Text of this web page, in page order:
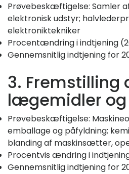
Prøvebeskæftigelse: Samler
elektronisk udstyr;
elektroniktekniker
Procentændring i indtjening
Gennemsnitlig indtjening for
3. Fremstilling
lægemidler
Prøvebeskæftigelse:
emballage og påfyldning;
blanding af maskinsætter,
Procentvis ændring i
Gennemsnitlig indtjening for